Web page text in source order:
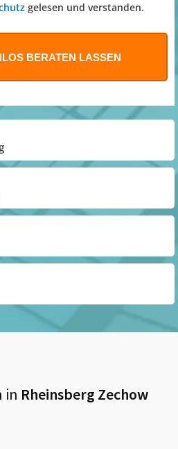
gelesen und verstanden.
in Rheinsberg Zechow